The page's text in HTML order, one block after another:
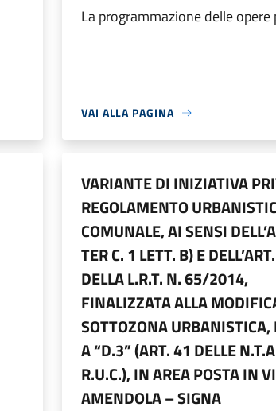
La programmazione delle opere
VAI ALLA PAGINA
VARIANTE DI INIZIATIVA
REGOLAMENTO
COMUNALE, AI SENSI
TER C. 1 LETT. B) E
DELLA L.R.T. N. 65/2014,
FINALIZZATA ALLA
SOTTOZONA URBANISTICA,
A “D.3” (ART. 41 DELLE
R.U.C.), IN AREA POSTA IN
AMENDOLA – SIGNA